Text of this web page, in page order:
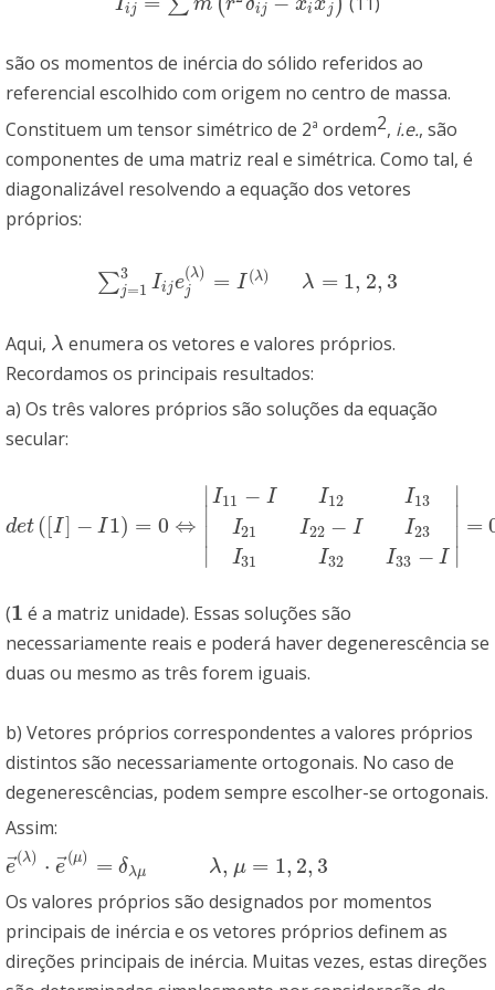
Iij m r δij xixj
são os momentos de inércia do sólido referidos ao
referencial escolhido com origem no centro de massa.
Constituem um tensor simétrico de 2ª ordem2, i.e., são
componentes de uma matriz real e simétrica. Como tal, é
diagonalizável resolvendo a equação dos vetores
próprios:
∑3
j=1 Iije
(λ)
j = I (λ) λ = 1, 2, 3
∑j =1 3I ijej(λ)=I λ)λ=1,2
Aqui, λ
λ enumera os vetores e valores próprios.
Recordamos os principais resultados:
a) Os três valores próprios são soluções da equação
secular:
det ([ I] − I 1 ) = 0 ⇔
∣
∣
∣
∣
I11 − I
I21
I31
I12
I22 − I
I32
I13
I23
I33 − I
∣
∣
∣
∣ =
det( [ ]− 1)= 0⇔| I11− I12 13 21I 23I31I 32 I|=0
(1
1 é a matriz unidade). Essas soluções são
necessariamente reais e poderá haver degenerescência se
duas ou mesmo as três forem iguais.
b) Vetores próprios correspondentes a valores próprios
distintos são necessariamente ortogonais. No caso de
degenerescências, podem sempre escolher-se ortogonais.
Assim:
e⃗
(λ) ⋅ e⃗
(μ) = δλμ λ, μ = 1, 2, 3
e→( λ ⋅e→ μ)=δλμ 2,3
Os valores próprios são designados por momentos
principais de inércia e os vetores próprios definem as
direções principais de inércia. Muitas vezes, estas direções